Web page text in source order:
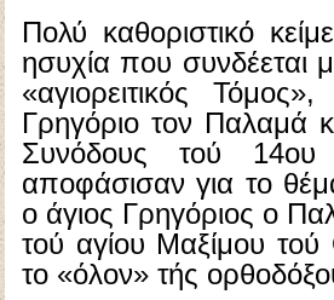
Πολύ καθοριστικό
ησυχία που συνδέεται
«αγιορειτικός
Γρηγόριο τον Παλαμά
Συνόδους τού
αποφάσισαν για το
ο άγιος Γρηγόριος ο
τού αγίου Μαξίμου τού
το «όλον» τής